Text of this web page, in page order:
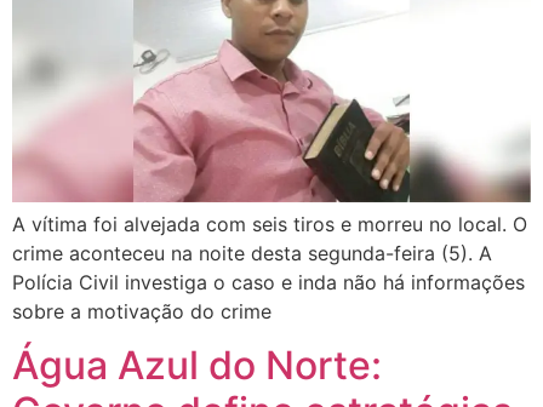
A vítima foi alvejada com seis tiros e morreu no local. O
crime aconteceu na noite desta segunda-feira (5). A
Polícia Civil investiga o caso e inda não há informações
sobre a motivação do crime
Água Azul do Norte: